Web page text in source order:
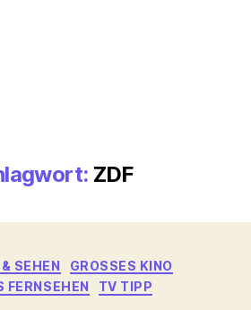
ZDF
Kategorien
SEHEN
GROSSES KINO
FERNSEHEN
TV TIPP